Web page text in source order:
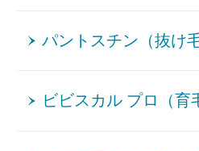
パントスチン（抜け
ビビスカル プロ（育